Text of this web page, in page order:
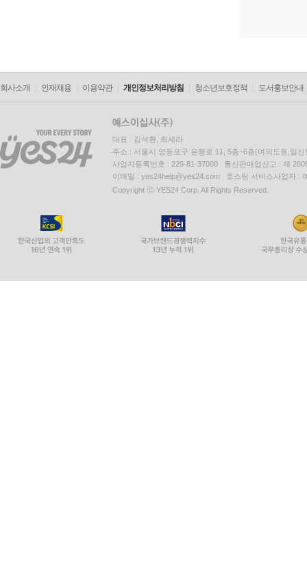
회사소개 인재채용 이용약관 개인정보처리방침 청소년보호정책 도서홍보안내
대표 : 김석환, 최세라
주소 : 서울시 영등포구 은행로 11, 5층~6층(여의도동,일신
사업자등록번호 : 229-81-37000 통신판매업신고 : 제
이메일 : yes24help@yes24.com 호스팅 서비스사업자 :
Copyright ⓒ YES24 Corp. All Rights Reserved.